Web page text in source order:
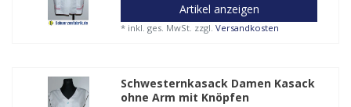
Artikel anzeigen
* inkl. ges. MwSt. zzgl.Versandkosten
Schwesternkasack Damen Kasack
ohne Arm mit Knöpfen